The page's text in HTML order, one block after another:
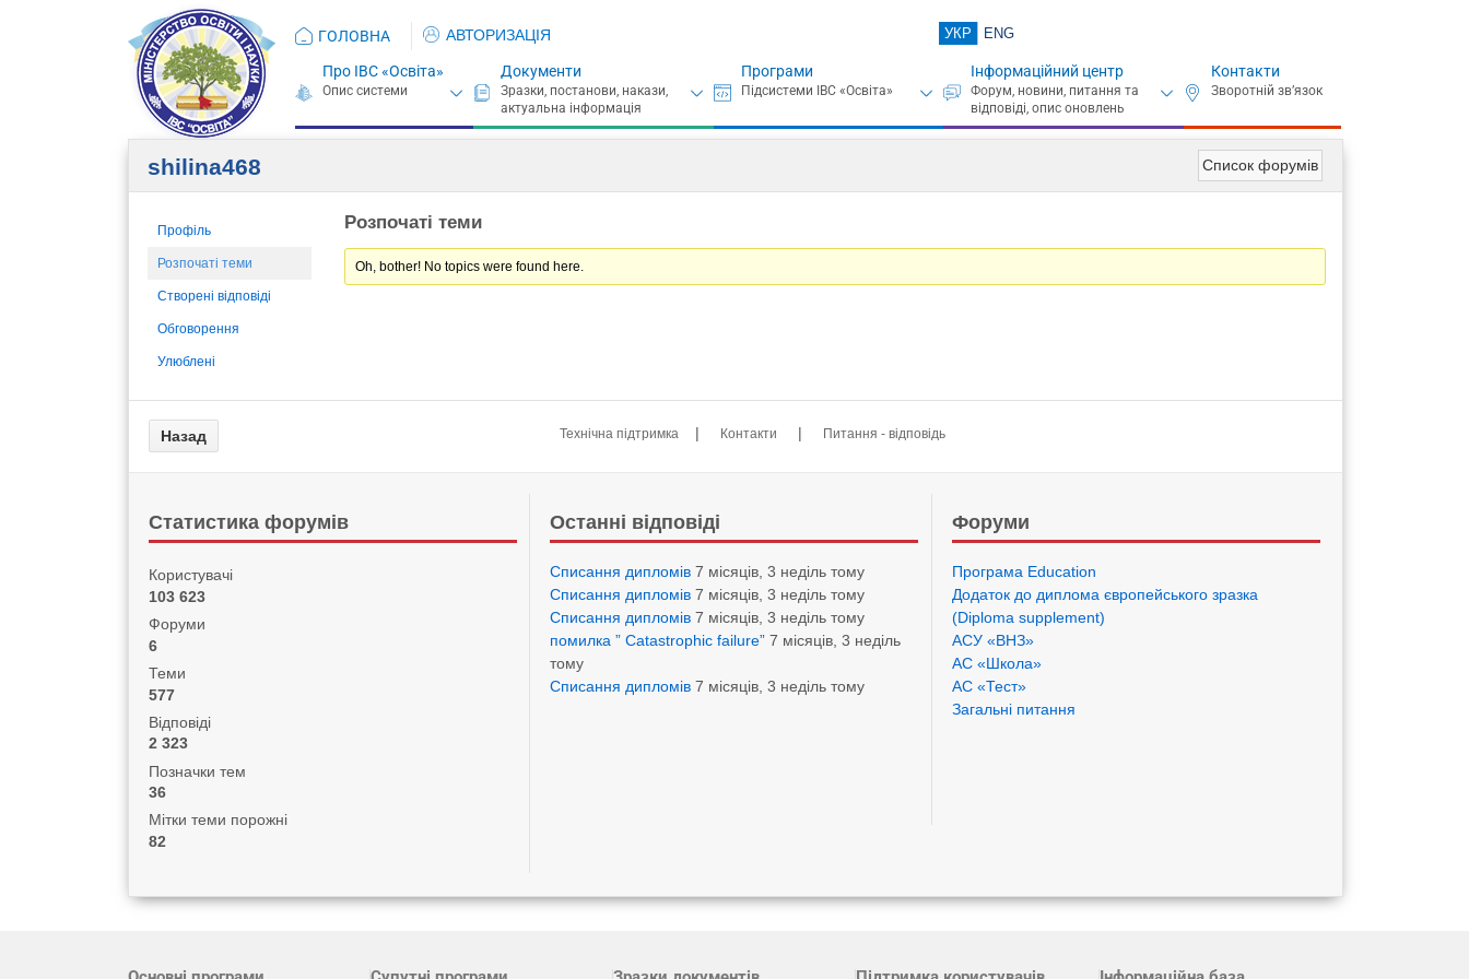
ГОЛОВНА АВТОРИЗАЦІЯ УКР ENG
Про ІВС «Освіта» Документи Програми Інформаційний центр Контакти
Список форумів
shilina468
Профіль
Розпочаті теми
Створені відповіді
Обговорення
Улюблені
Розпочаті теми
Oh, bother! No topics were found here.
Технічна підтримка | Контакти | Питання - відповідь
Статистика форумів
Користувачі
103 623
Форуми
6
Теми
577
Відповіді
2 323
Позначки тем
36
Мітки теми порожні
82
Останні відповіді
Списання дипломів 7 місяців, 3 неділь тому
Списання дипломів 7 місяців, 3 неділь тому
Списання дипломів 7 місяців, 3 неділь тому
помилка ” Catastrophic failure” 7 місяців, 3 неділь
тому
Списання дипломів 7 місяців, 3 неділь тому
Форуми
Програма Eduсation
Додаток до диплома європейського зразка
(Diploma supplement)
АСУ «ВНЗ»
АС «Школа»
АС «Тест»
Загальні питання